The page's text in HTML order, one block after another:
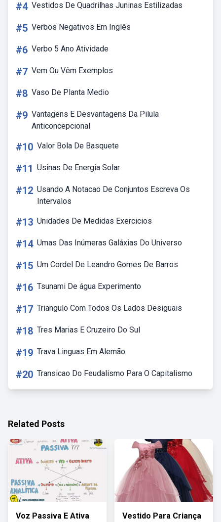
#4 Vestidos De Quadrilhas Juninas Estilizadas
#5 Verbos Negativos Em Inglês
#6 Verbo 5 Ano Atividade
#7 Vem Ou Vêm Exemplos
#8 Vaso De Planta Medio
#9 Vantagens E Desvantagens Da Pilula
Anticoncepcional
#10 Valor Bola De Basquete
#11 Usinas De Energia Solar
#12 Usando A Notacao De Conjuntos Escreva Os
Intervalos
#13 Unidades De Medidas Exercicios
#14 Umas Das Inúmeras Galáxias Do Universo
#15 Um Cordel De Leandro Gomes De Barros
#16 Tsunami De água Experimento
#17 Triangulo Com Todos Os Lados Desiguais
#18 Tres Marias E Cruzeiro Do Sul
#19 Trava Linguas Em Alemão
#20 Transicao Do Feudalismo Para O Capitalismo
Related Posts
Voz Passiva E Ativa Vestido Para Criança